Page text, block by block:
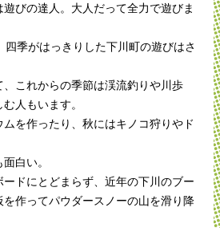
びの達人。大人だって全力で遊びま
季がはっきりした下川町の遊びはさ
これからの季節は渓流釣りや川歩
人もいます。
ムを作ったり、秋にはキノコ狩りやド
白い。
ドにとどまらず、近年の下川のブー
作ってパウダースノーの山を滑り降